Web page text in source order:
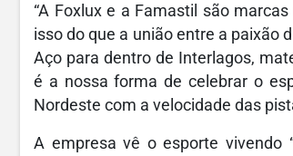
“A Foxlux e a Famastil são
isso do que a união entre a paixão
Aço para dentro de Interlagos,
é a nossa forma de celebrar o
Nordeste com a velocidade das
A empresa vê o esporte vivendo